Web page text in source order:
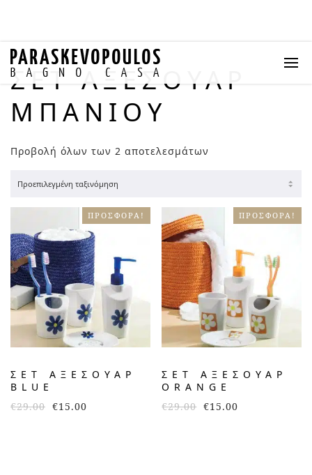
ΣΕΤ ΑΞΕΣΟΥΑΡ
ΜΠΆΝΙΟΥ
Προβολή όλων των 2 αποτελεσμάτων
ΠΡΟΣΦΟΡΆ!
ΣΕΤ ΑΞΕΣΟΥΆΡ
BLUE
€29.00 €15.00
ΠΡΟΣΦΟΡΆ!
ΣΕΤ ΑΞΕΣΟΥΆΡ
ORANGE
€29.00 €15.00